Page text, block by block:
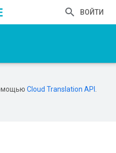
ВОЙТИ
Cloud Translation API